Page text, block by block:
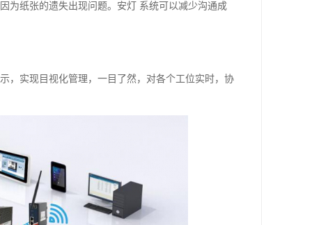
为纸张的遗失出现问题。安灯 系统可以减少沟通成
，实现目视化管理，一目了然，对各个工位实时，协